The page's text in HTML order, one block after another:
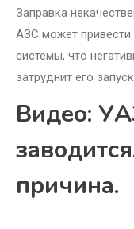
Заправка
АЗС может привести
системы, что
затруднит его
Видео:
причина.